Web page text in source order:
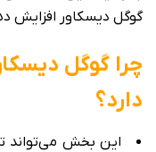
گوگل دیسکاور افزایش
چرا گوگل
دارد؟
این بخش می‌تواند